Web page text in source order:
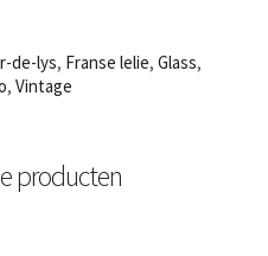
de-lys, Franse lelie, Glass,
, Vintage
producten